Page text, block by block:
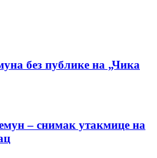
без публике на „Чика
– снимак утакмице на